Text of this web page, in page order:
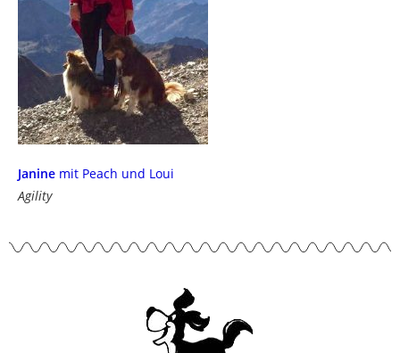
Janine mit Peach und Loui
Agility